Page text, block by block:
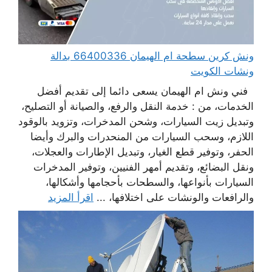
ونش كرين سطحة ام الهيمان 66400336 بدالة
ونشات الكويت
فني ونش ام الهيمان يسعى دائما إلى تقديم أفضل
الخدمات، من : خدمة النقل والرفع، والصيانة أو التصليح،
وتبديل زيت السيارات، وشحن المدخرات، وتزويد بالوقود
اللازم، وسحب السيارات من المنحدرات والبرك وأيضا
الحفر، وتوفير قطع الغيار، وتبديل الإطارات والعجلات،
ونقل البضائع، وتقديم أمهر الفنيين، وتوفير المدخرات
السيارات بأنواعها، والسطحات بأحجامها وأشكالها،
والرافعات والونشات على اختلافها، ... اقرأ المزيد